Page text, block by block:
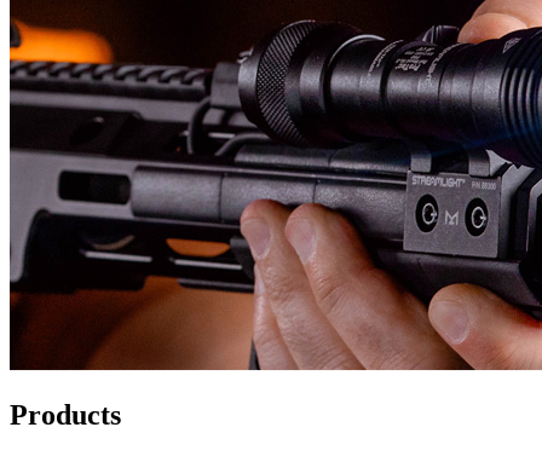
Products